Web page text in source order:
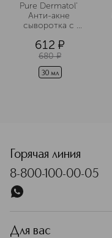
Pure Dermatol'
Анти-акне
сыворотка с
и цинком
612 ¤
680 ¤
30 мл
Горячая линия
8-800-100-00-05
Для вас